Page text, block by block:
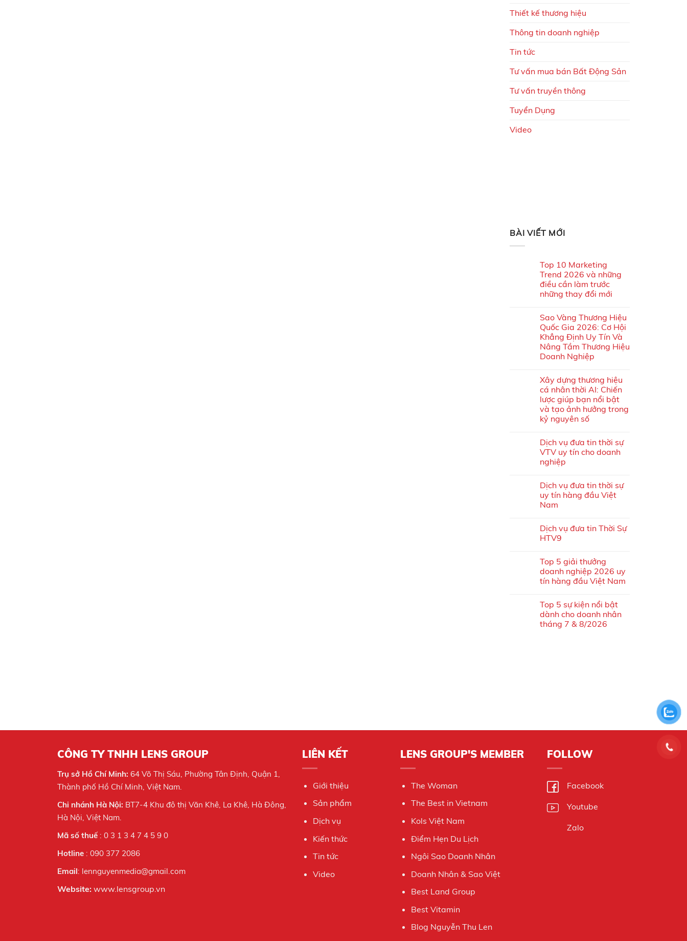
Thiết kế thương hiệu
Thông tin doanh nghiệp
Tin tức
Tư vấn mua bán Bất Động Sản
Tư vấn truyền thông
Tuyển Dụng
Video
BÀI VIẾT MỚI
Top 10 Marketing
Trend 2026 và những
điều cần làm trước
những thay đổi mới
Sao Vàng Thương Hiệu
Quốc Gia 2026: Cơ Hội
Khẳng Định Uy Tín Và
Nâng Tầm Thương Hiệu
Doanh Nghiệp
Xây dựng thương hiệu
cá nhân thời AI: Chiến
lược giúp bạn nổi bật
và tạo ảnh hưởng trong
kỷ nguyên số
Dịch vụ đưa tin thời sự
VTV uy tín cho doanh
nghiệp
Dịch vụ đưa tin thời sự
uy tín hàng đầu Việt
Nam
Dịch vụ đưa tin Thời Sự
HTV9
Top 5 giải thưởng
doanh nghiệp 2026 uy
tín hàng đầu Việt Nam
Top 5 sự kiện nổi bật
dành cho doanh nhân
tháng 7 & 8/2026
CÔNG TY TNHH LENS GROUP
Trụ sở Hồ Chí Minh: 64 Võ Thị Sáu, Phường Tân Định, Quận 1,
Thành phố Hồ Chí Minh, Việt Nam.
Chi nhánh Hà Nội: BT7-4 Khu đô thị Văn Khê, La Khê, Hà Đông,
Hà Nội, Việt Nam.
Mã số thuế: 0 3 1 3 4 7 4 5 9 0
Hotline : 090 377 2086
Email: lennguyenmedia@gmail.com
Website: www.lensgroup.vn
LIÊN KẾT
Giới thiệu
Sản phẩm
Dịch vụ
Kiến thức
Tin tức
Video
LENS GROUP'S MEMBER
The Woman
The Best in Vietnam
Kols Việt Nam
Điểm Hẹn Du Lịch
Ngôi Sao Doanh Nhân
Doanh Nhân & Sao Việt
Best Land Group
Best Vitamin
Blog Nguyễn Thu Len
FOLLOW
Facebook
Youtube
Zalo